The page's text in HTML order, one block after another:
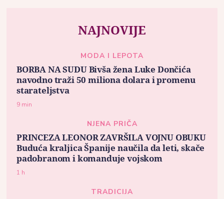
NAJNOVIJE
MODA I LEPOTA
BORBA NA SUDU Bivša žena Luke Dončića
navodno traži 50 miliona dolara i promenu
starateljstva
9 min
NJENA PRIČA
PRINCEZA LEONOR ZAVRŠILA VOJNU OBUKU
Buduća kraljica Španije naučila da leti, skače
padobranom i komanduje vojskom
1 h
TRADICIJA